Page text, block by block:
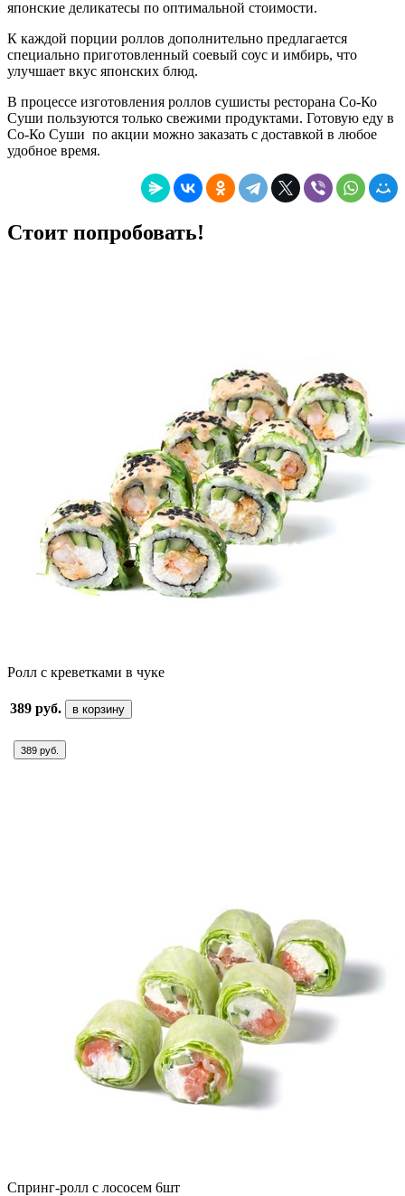
японские деликатесы по оптимальной стоимости.
К каждой порции роллов дополнительно предлагается
специально приготовленный соевый соус и имбирь, что
улучшает вкус японских блюд.
В процессе изготовления роллов сушисты ресторана Со-Ко
Суши пользуются только свежими продуктами. Готовую еду в
Со-Ко Суши по акции можно заказать с доставкой в любое
удобное время.
Стоит попробовать!
Ролл с креветками в чуке
389 руб. в корзину
389 руб.
Спринг-ролл с лососем 6шт